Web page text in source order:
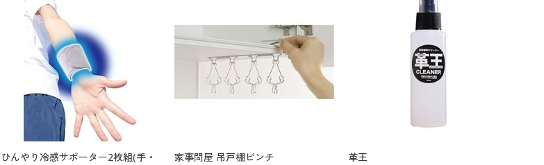
ひんやり冷感サポーター2枚組(手・
家事問屋 吊戸棚ピンチ 革王